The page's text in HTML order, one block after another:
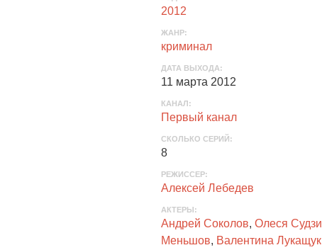
2012
ЖАНР:
криминал
ДАТА ВЫХОДА:
11 марта 2012
КАНАЛ:
Первый канал
СКОЛЬКО СЕРИЙ:
8
РЕЖИССЕР:
Алексей Лебедев
АКТЕРЫ:
Андрей Соколов, Олеся
Меньшов, Валентина Лукащук